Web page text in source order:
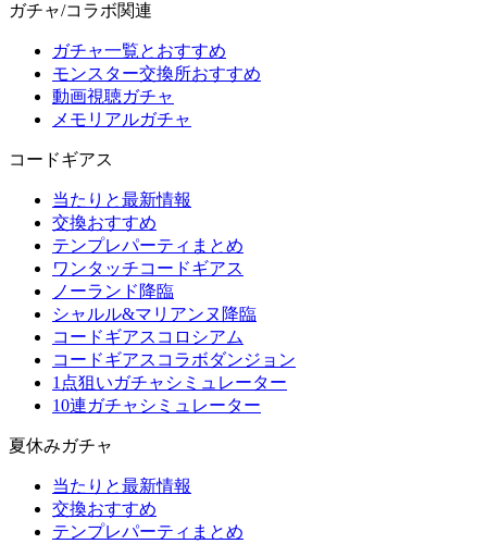
ガチャ/コラボ関連
ガチャ一覧とおすすめ
モンスター交換所おすすめ
動画視聴ガチャ
メモリアルガチャ
コードギアス
当たりと最新情報
交換おすすめ
テンプレパーティまとめ
ワンタッチコードギアス
ノーランド降臨
シャルル&マリアンヌ降臨
コードギアスコロシアム
コードギアスコラボダンジョン
1点狙いガチャシミュレーター
10連ガチャシミュレーター
夏休みガチャ
当たりと最新情報
交換おすすめ
テンプレパーティまとめ